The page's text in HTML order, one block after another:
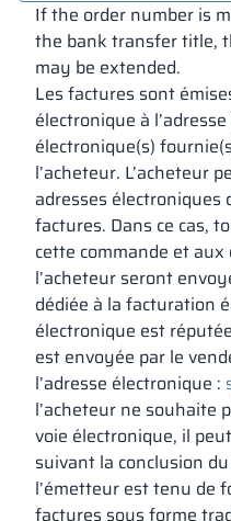
If the order number is
the bank transfer title,
may be extended.
Les factures sont
électronique à
électronique(s)
l’acheteur. L’acheteur
adresses électroniques
factures. Dans ce cas,
cette commande et
l’acheteur seront
dédiée à la facturation
électronique est
est envoyée par le
l’adresse électronique :
l’acheteur ne souhaite
voie électronique, il
suivant la conclusion
l’émetteur est tenu de
factures sous forme